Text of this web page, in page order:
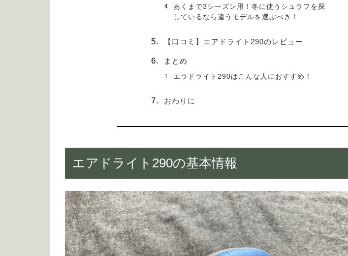
あくまで3シーズン用！冬に使うシュラフを探
しているなら違うモデルを選ぶべき！
【口コミ】エアドライト290のレビュー
まとめ
エラドライト290はこんな人におすすめ！
おわりに
エアドライト290の基本情報